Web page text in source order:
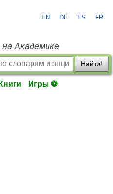
EN DE ES FR
на Академике
Найти!
Книги Игры ⚽